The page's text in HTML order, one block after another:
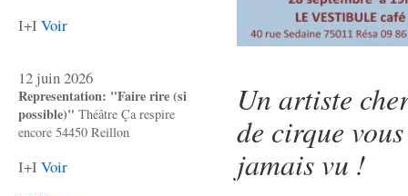
I+I Voir
12 juin 2026
Representation: "Faire rire (si
possible)" Théâtre Ça respire
encore 54450 Reillon
I+I Voir
Un artiste
de cirque
jamais vu !